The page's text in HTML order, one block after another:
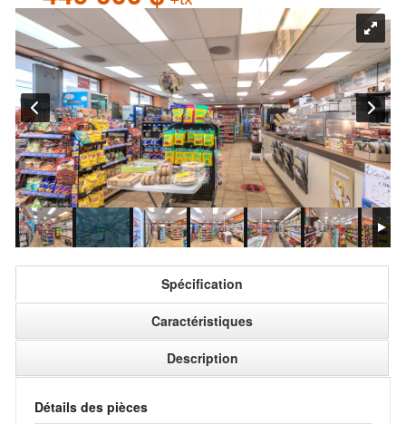
Spécification
Caractéristiques
Description
Détails des pièces